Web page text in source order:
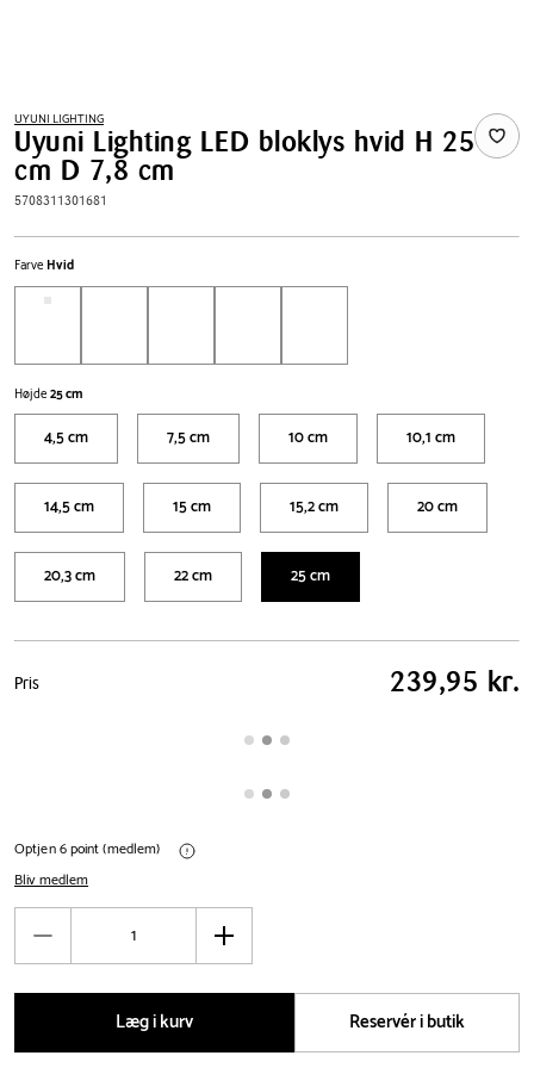
UYUNI LIGHTING
Uyuni Lighting LED bloklys hvid H 25
cm D 7,8 cm
5708311301681
Farve Hvid
Højde25 cm
4,5 cm 7,5 cm 10 cm 10,1 cm
14,5 cm 15 cm 15,2 cm 20 cm
20,3 cm 22 cm 25 cm
Pris
tabel
Pris 239,95 kr.
Optjen 6 point (medlem)
Bliv medlem
Antal
Øg
Læg i kurv
Reservér i butik